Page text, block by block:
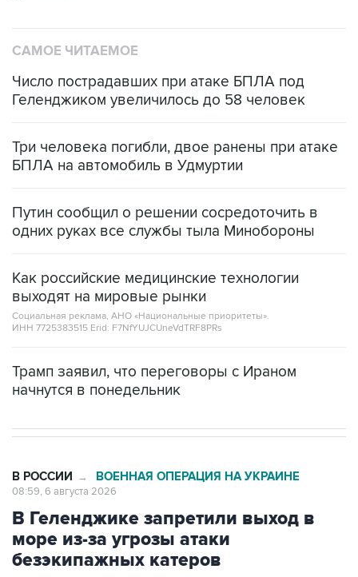
САМОЕ ЧИТАЕМОЕ
Число пострадавших при атаке БПЛА под
Геленджиком увеличилось до 58 человек
Три человека погибли, двое ранены при атаке
БПЛА на автомобиль в Удмуртии
Путин сообщил о решении сосредоточить в
одних руках все службы тыла Минобороны
Как российские медицинские технологии
выходят на мировые рынки
Социальная реклама, АНО «Национальные приоритеты».
ИНН 7725383515 Erid: F7NfYUJCUneVdTRF8PRs
Трамп заявил, что переговоры с Ираном
начнутся в понедельник
В РОССИИ → ВОЕННАЯ ОПЕРАЦИЯ НА УКРАИНЕ
08:59, 6 августа 2026
В Геленджике запретили выход в
море из-за угрозы атаки
безэкипажных катеров